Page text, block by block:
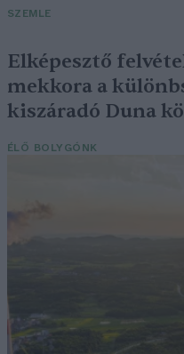
SZEMLE
Elképesztő
mekkora a
kiszáradó Duna
ÉLŐ BOLYGÓNK